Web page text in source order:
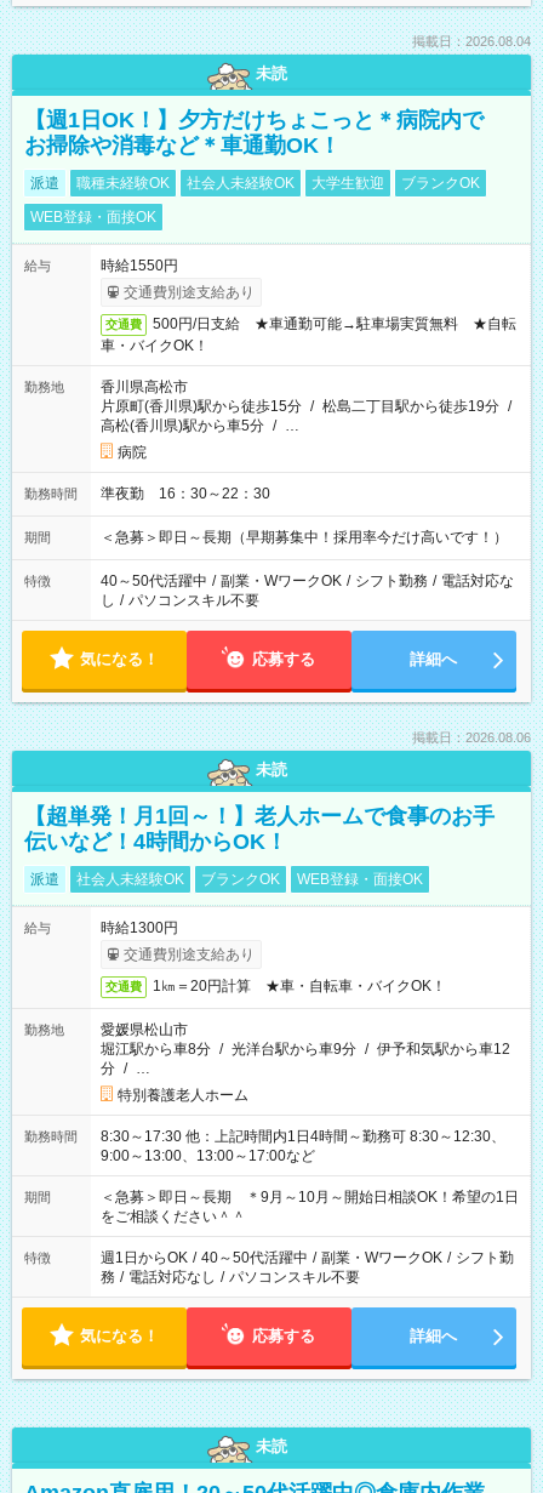
掲載日：2026.08.04
未読
【週1日OK！】夕方だけちょこっと＊病院内で
お掃除や消毒など＊車通勤OK！
派遣 職種未経験OK 社会人未経験OK 大学生歓迎
ブランクOK
WEB登録・面接OK
給与
時給1550円
交通費別途支給あり
交通費
500円/日支給 ★車通勤可能→駐車場実質無料 ★自転
車・バイクOK！
勤務地
香川県高松市
片原町(香川県)駅から徒歩15分 / 松島二丁目駅から徒歩19分 /
高松(香川県)駅から車5分 / …
病院
勤務時間 準夜勤 16：30～22：30
期間 ＜急募＞即日～長期（早期募集中！採用率今だけ高いです！）
特徴 40～50代活躍中 / 副業・WワークOK / シフト勤務 / 電話対応な
し / パソコンスキル不要
気になる！ 応募する 詳細へ
掲載日：2026.08.06
未読
【超単発！月1回～！】老人ホームで食事のお手
伝いなど！4時間からOK！
派遣 社会人未経験OK ブランクOK WEB登録・面接OK
給与
時給1300円
交通費別途支給あり
交通費 1㎞＝20円計算 ★車・自転車・バイクOK！
勤務地
愛媛県松山市
堀江駅から車8分 / 光洋台駅から車9分 / 伊予和気駅から車12
分 / …
特別養護老人ホーム
勤務時間
8:30～17:30 他：上記時間内1日4時間～勤務可 8:30～12:30、
9:00～13:00、13:00～17:00など
期間
＜急募＞即日～長期 ＊9月～10月～開始日相談OK！希望の1日
をご相談ください＾＾
特徴 週1日からOK / 40～50代活躍中 / 副業・WワークOK / シフト勤
務 / 電話対応なし / パソコンスキル不要
気になる！ 応募する 詳細へ
未読